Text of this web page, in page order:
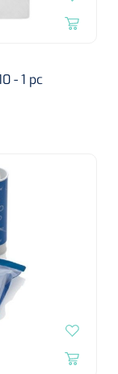
- 1 pc